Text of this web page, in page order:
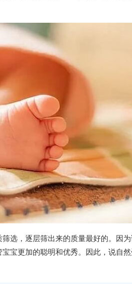
选，逐层筛出来的质量最好的。因
宝更加的聪明和优秀。因此，说自